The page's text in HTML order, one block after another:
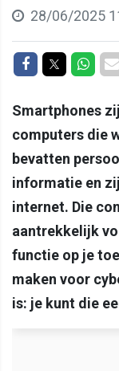
28/06/2025
Delen opDelen
Smartphones
computers die
bevatten
informatie en
internet. Die
aantrekkelijk
functie op je
maken voor
is: je kunt die